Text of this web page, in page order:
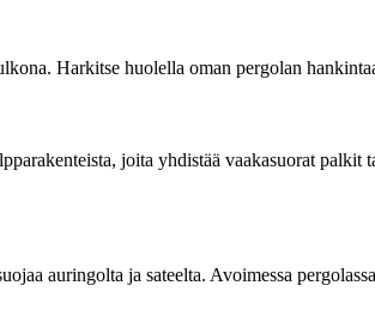
Harkitse huolella oman pergolan
joita yhdistää vaakasuorat palkit
auringolta ja sateelta. Avoimessa